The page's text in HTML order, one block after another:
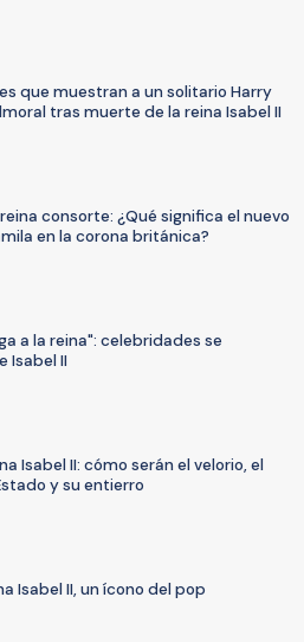
que muestran a un solitario Harry
tras muerte de la reina Isabel II
consorte: ¿Qué significa el nuevo
en la corona británica?
a la reina": celebridades se
Isabel II
Isabel II: cómo serán el velorio, el
y su entierro
Isabel II, un ícono del pop